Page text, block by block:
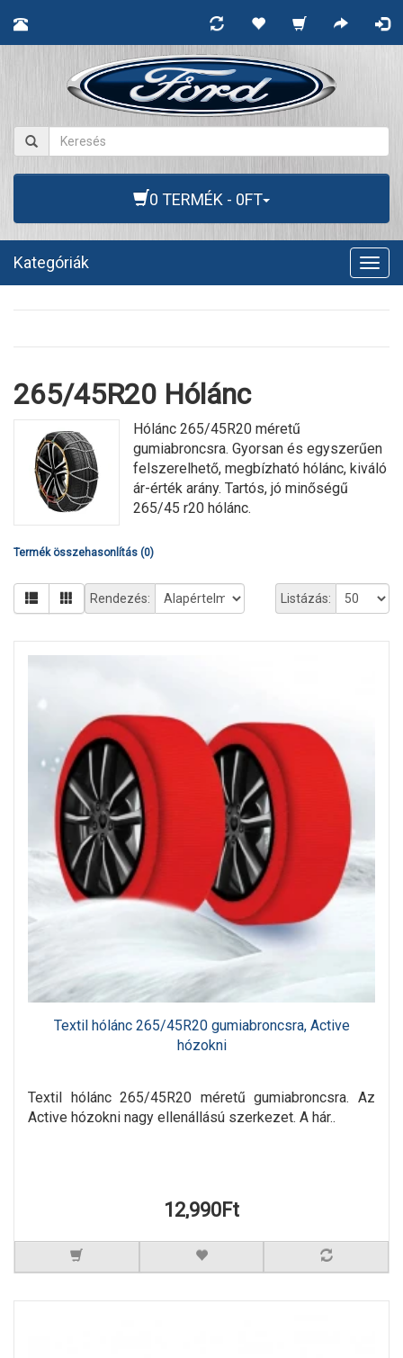
0 TERMÉK - 0FT
Kategóriák
265/45R20 Hólánc
Hólánc 265/45R20 méretű
gumiabroncsra. Gyorsan és egyszerűen
felszerelhető, megbízható hólánc, kiváló
ár-érték arány. Tartós, jó minőségű
265/45 r20 hólánc.
Termék összehasonlítás (0)
Listázás:
Rendezés:
Textil hólánc 265/45R20 gumiabroncsra, Active
hózokni
Textil hólánc 265/45R20 méretű gumiabroncsra. Az
Active hózokni nagy ellenállású szerkezet. A hár..
12,990Ft